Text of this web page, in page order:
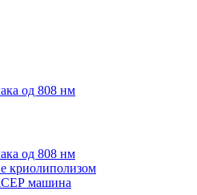
од 808 нм
од 808 нм
криолиполизом
машина